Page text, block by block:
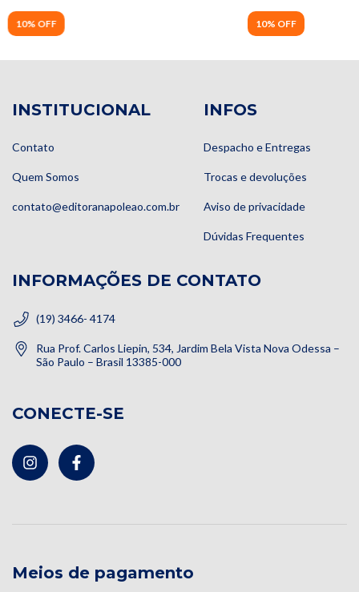
10% OFF 10% OFF
INSTITUCIONAL
Contato
Quem Somos
contato@editoranapoleao.com.br
INFOS
Despacho e Entregas
Trocas e devoluções
Aviso de privacidade
Dúvidas Frequentes
INFORMAÇÕES DE CONTATO
(19) 3466- 4174
Rua Prof. Carlos Liepin, 534, Jardim Bela Vista Nova Odessa –
São Paulo – Brasil 13385-000
CONECTE-SE
Meios de pagamento